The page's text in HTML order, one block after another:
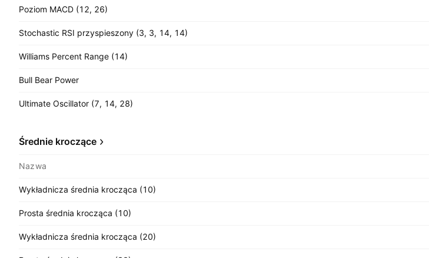
Poziom MACD (12, 26)
Stochastic RSI przyspieszony (3, 3, 14, 14)
Williams Percent Range (14)
Bull Bear Power
Ultimate Oscillator (7, 14, 28)
Średnie kroczące
Nazwa
Wykładnicza średnia krocząca (10)
Prosta średnia krocząca (10)
Wykładnicza średnia krocząca (20)